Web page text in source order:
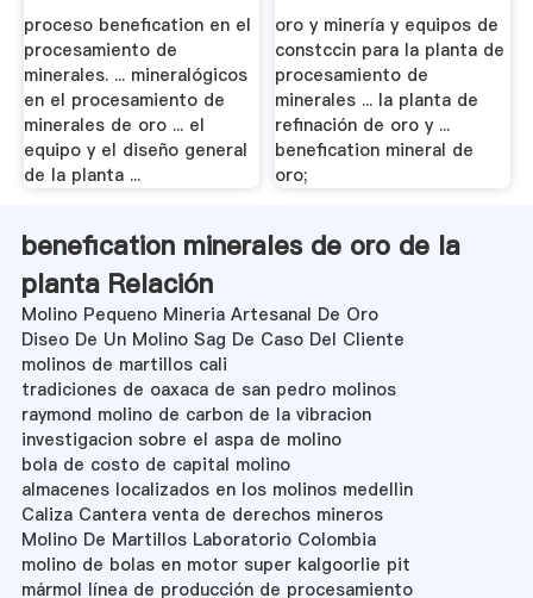
proceso benefication en el
procesamiento de
minerales. ... mineralógicos
en el procesamiento de
minerales de oro ... el
equipo y el diseño general
de la planta ...
oro y minería y equipos de
constccin para la planta de
procesamiento de
minerales ... la planta de
refinación de oro y ...
benefication mineral de
oro;
benefication minerales de oro de la
planta Relación
Molino Pequeno Mineria Artesanal De Oro
Diseo De Un Molino Sag De Caso Del Cliente
molinos de martillos cali
tradiciones de oaxaca de san pedro molinos
raymond molino de carbon de la vibracion
investigacion sobre el aspa de molino
bola de costo de capital molino
almacenes localizados en los molinos medellin
Caliza Cantera venta de derechos mineros
Molino De Martillos Laboratorio Colombia
molino de bolas en motor super kalgoorlie pit
mármol línea de producción de procesamiento